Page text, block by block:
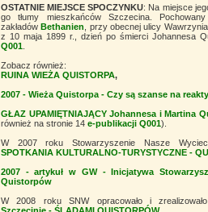
OSTATNIE MIEJSCE SPOCZYNKU: Na miejsce
go tłumy mieszkańców Szczecina.
zakładówBethanien
, przy obecnej ulicy
z 10 maja 1899 r., dzień po śmierci Johannesa
Q001
Zobacz również:
RUINA WIEŻA QUISTORPA,
2007 - Wieża Quistorpa - Czy są szanse na
GŁAZ UPAMIĘTNIAJĄCY Johannesa i Martina
również na stronie 14 e-publikacji Q001).
W 2007 roku Stowarzyszenie Nasze
SPOTKANIA KULTURALNO-TURYSTYCZNE -
2007 - artykuł w GW - Inicjatywa
Quistorpów
W 2008 roku SNW opracowało i